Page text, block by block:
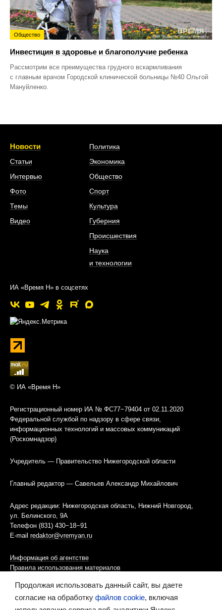
Общество
Инвестиция в здоровье и благополучие ребенка
Рассмотрим все преимущества грудного вскармливания
с главным врачом Городской клинической больницы №40 Ольгой
Мануйленко.
Новости
Статьи
Интервью
Фото
Темы
Видео
Политика
Экономика
Общество
Спорт
Культура
Губерния
Происшествия
Наука
и технологии
ИА «Время Н» в соцсетях
© ИА «Время Н»
Регистрационный номер ИА № ФС77−79404 от 02.11.2020
Федеральной службой по надзору в сфере связи,
информационных технологий и массовых коммуникаций
(Роскомнадзор)
Учредитель — Правительство Нижегородской области
Главный редактор — Савельев Александр Михайлович
Адрес редакции: Нижегородская область, Нижний Новгород,
ул. Белинского, 9А
Телефон (831) 430−18−91
E-mail redaktor@vremyan.ru
Информация об агентстве
Правила использования материалов
Информационная политика использования «cookies»-файлов
Продолжая использовать данный сайт, вы даете
согласие на обработку файлов cookie, включая